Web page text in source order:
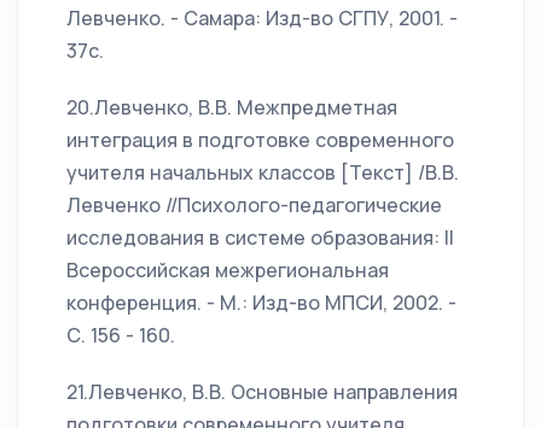
Левченко. - Самара: Изд-во СГПУ, 2001. -
37с.
20.Левченко, В.В. Межпредметная
интеграция в подготовке современного
учителя начальных классов [Текст] /В.В.
Левченко //Психолого-педагогические
исследования в системе образования: II
Всероссийская межрегиональная
конференция. - М.: Изд-во МПСИ, 2002. -
С. 156 - 160.
21.Левченко, В.В. Основные направления